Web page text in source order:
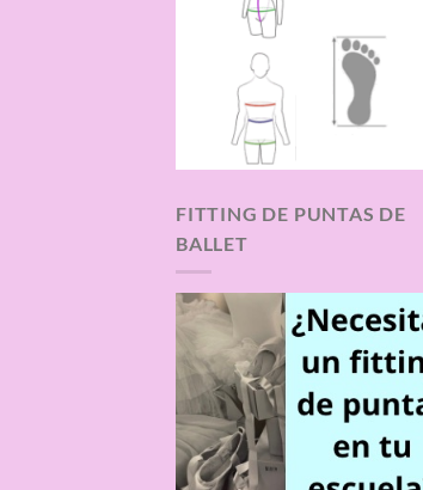
FITTING DE PUNTAS DE
BALLET